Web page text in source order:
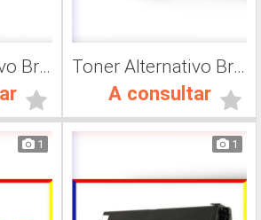
Toner Alternativo Brother TN 217Y, Impresora Láser Toner Alternativo Brother TN 230C, Impresora Láser
A consultar
1 1